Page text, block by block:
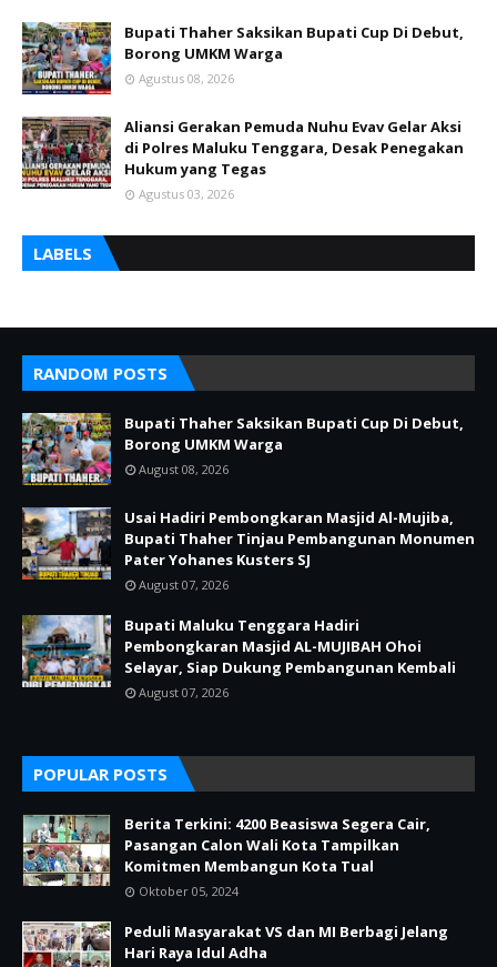
Bupati Thaher Saksikan Bupati Cup Di Debut,
Borong UMKM Warga
Agustus 08, 2026
Aliansi Gerakan Pemuda Nuhu Evav Gelar Aksi
di Polres Maluku Tenggara, Desak Penegakan
Hukum yang Tegas
Agustus 03, 2026
LABELS
RANDOM POSTS
Bupati Thaher Saksikan Bupati Cup Di Debut,
Borong UMKM Warga
August 08, 2026
Usai Hadiri Pembongkaran Masjid Al-Mujiba,
Bupati Thaher Tinjau Pembangunan Monumen
Pater Yohanes Kusters SJ
August 07, 2026
Bupati Maluku Tenggara Hadiri
Pembongkaran Masjid AL-MUJIBAH Ohoi
Selayar, Siap Dukung Pembangunan Kembali
August 07, 2026
POPULAR POSTS
Berita Terkini: 4200 Beasiswa Segera Cair,
Pasangan Calon Wali Kota Tampilkan
Komitmen Membangun Kota Tual
Oktober 05, 2024
Peduli Masyarakat VS dan MI Berbagi Jelang
Hari Raya Idul Adha